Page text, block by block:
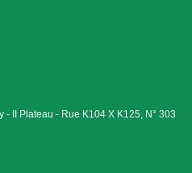
- II Plateau - Rue K104 X K125, N° 303